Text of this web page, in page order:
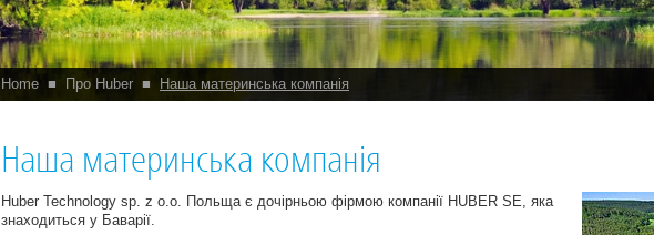
Home ■ Про Huber ■ Наша материнська компанія
Наша материнська компанія
Huber Technology sp. z o.o. Польща є дочірньою фірмою компанії HUBER SE, яка
знаходиться у Баварії.